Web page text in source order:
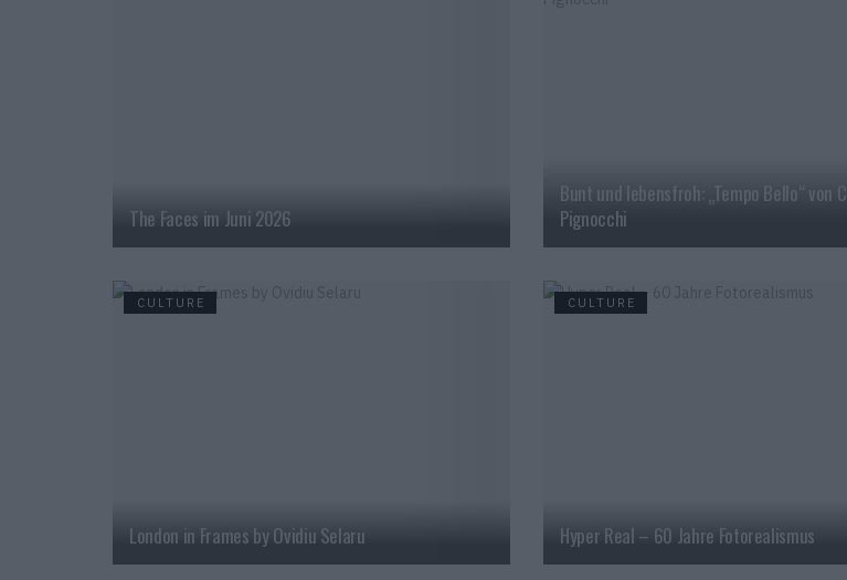
The Faces im Juni 2026
Bunt und lebensfroh: „Tempo Bello“ von
Pignocchi
CULTURE
London in Frames by Ovidiu Selaru
CULTURE
Hyper Real – 60 Jahre Fotorealismus